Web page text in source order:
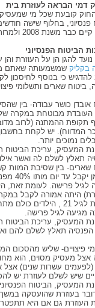
דמי הבראה לעוזרת בית
פנסיוני, בחלוף שישה
2008 ולמרות זאת רבים לא מכירים אותו.
הביטוח הפנסיוני
נועד להגן הן על העוזרת
בקליק שמשמעותה שאתם
כי בנוסף לחיסכון
ביטוח שארים ותשלומי
אובדן כושר עבודה- בין
מבוטחת במקרה
המדווח). יש לקחת
נמוכים יותר.
המעסיק, עריכת הביטוח
תאלץ לשלם לה ואשר
שארים- בין שסיבת המוות
היתה אמורה לקבל
מגיעה לגיל פרישה.
המעסיק, עריכת הביטוח
הפנסיה תאלץ לשלם להם
פיצויים- שליש מהסכום
אצל מעסיק מסוים, הוא
(לפעמים עשרות שנים)
שיש לשלם לעוזרת יש
המעסיק, הביטוח
בעוזרת שהועסקה במשך
העוזרת גם אם היא